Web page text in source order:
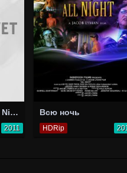
Undercover Boss: Nina Hartley
2011
Всю ночь
HDRip